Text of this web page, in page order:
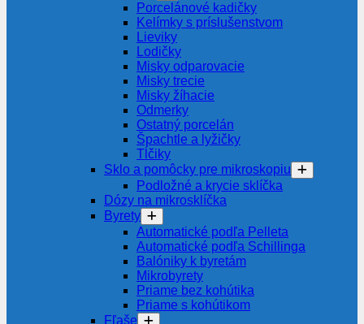
Porcelánové kadičky
Kelímky s príslušenstvom
Lieviky
Lodičky
Misky odparovacie
Misky trecie
Misky žíhacie
Odmerky
Ostatný porcelán
Špachtle a lyžičky
Tĺčiky
Sklo a pomôcky pre mikroskopiu
Podložné a krycie sklíčka
Dózy na mikrosklíčka
Byrety
Automatické podľa Pelleta
Automatické podľa Schillinga
Balóniky k byretám
Mikrobyrety
Priame bez kohútika
Priame s kohútikom
Fľaše